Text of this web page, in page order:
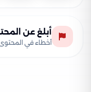
أبلغ عن
أخطاء في